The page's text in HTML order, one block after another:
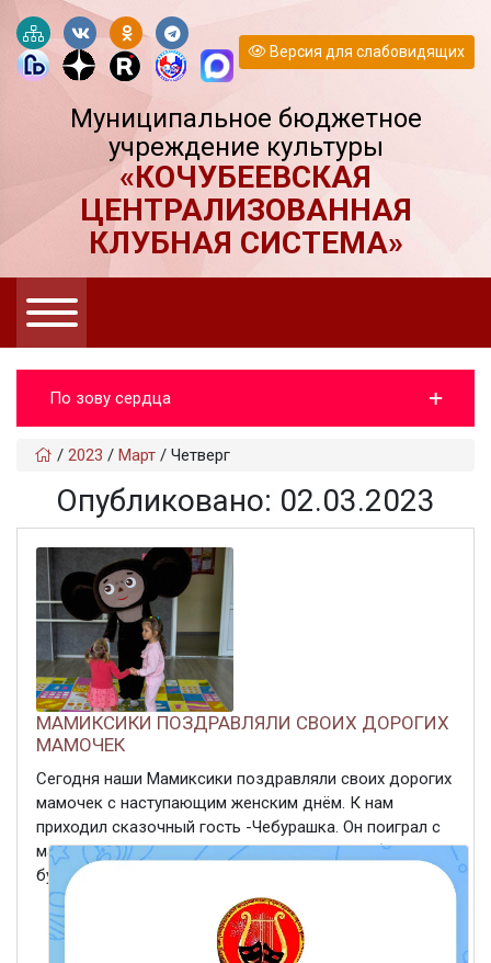
Версия для слабовидящих
Муниципальное бюджетное
учреждение культуры
«КОЧУБЕЕВСКАЯ
ЦЕНТРАЛИЗОВАННАЯ
КЛУБНАЯ СИСТЕМА»
По зову сердца
/ 2023 / Март / Четверг
Опубликовано: 02.03.2023
МАМИКСИКИ ПОЗДРАВЛЯЛИ СВОИХ ДОРОГИХ
МАМОЧЕК
Сегодня наши Мамиксики поздравляли своих дорогих
мамочек с наступающим женским днём. К нам
приходил сказочный гость -Чебурашка. Он поиграл с
малышами , поводил хоровод и помог им собрать
букеты для мам.